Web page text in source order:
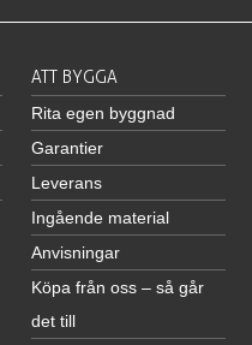
ATT BYGGA
Rita egen byggnad
Garantier
Leverans
Ingående material
Anvisningar
Köpa från oss – så går
det till